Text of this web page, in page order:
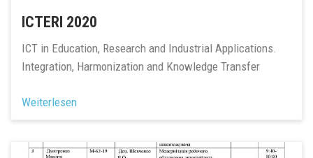
ICTERI 2020
ICT in Education, Research and Industrial Applications.
Integration, Harmonization and Knowledge Transfer
Weiterlesen